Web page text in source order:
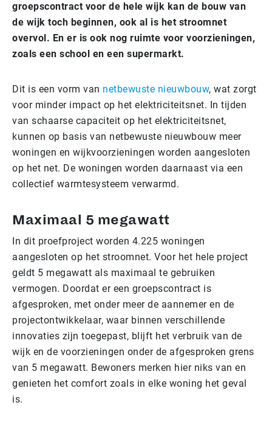
groepscontract voor de hele wijk kan de bouw van
de wijk toch beginnen, ook al is het stroomnet
overvol. En er is ook nog ruimte voor voorzieningen,
zoals een school en een supermarkt.
Dit is een vorm van netbewuste nieuwbouw, wat zorgt
voor minder impact op het elektriciteitsnet. In tijden
van schaarse capaciteit op het elektriciteitsnet,
kunnen op basis van netbewuste nieuwbouw meer
woningen en wijkvoorzieningen worden aangesloten
op het net. De woningen worden daarnaast via een
collectief warmtesysteem verwarmd.
Maximaal 5 megawatt
In dit proefproject worden 4.225 woningen
aangesloten op het stroomnet. Voor het hele project
geldt 5 megawatt als maximaal te gebruiken
vermogen. Doordat er een groepscontract is
afgesproken, met onder meer de aannemer en de
projectontwikkelaar, waar binnen verschillende
innovaties zijn toegepast, blijft het verbruik van de
wijk en de voorzieningen onder de afgesproken grens
van 5 megawatt. Bewoners merken hier niks van en
genieten het comfort zoals in elke woning het geval
is.